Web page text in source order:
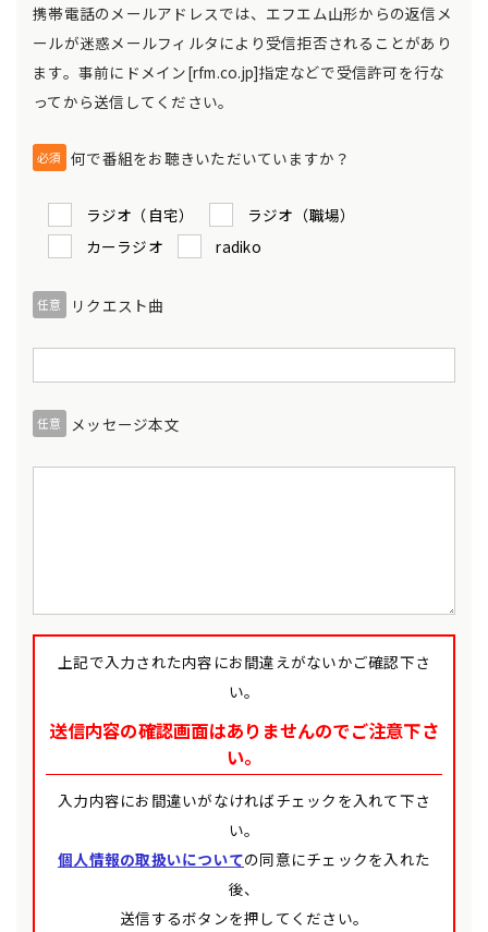
携帯電話のメールアドレスでは、エフエム山形からの返信メ
ールが迷惑メールフィルタにより受信拒否されることがあり
ます。事前にドメイン[rfm.co.jp]指定などで受信許可を行な
ってから送信してください。
必須 何で番組をお聴きいただいていますか？
ラジオ（自宅）
ラジオ（職場）
カーラジオ
radiko
任意 リクエスト曲
任意 メッセージ本文
上記で入力された内容にお間違えがないかご確認下さ
い。
送信内容の確認画面はありませんのでご注意下さ
い。
入力内容にお間違いがなければチェックを入れて下さ
い。
個人情報の取扱いについての同意にチェックを入れた
後、
送信するボタンを押してください。